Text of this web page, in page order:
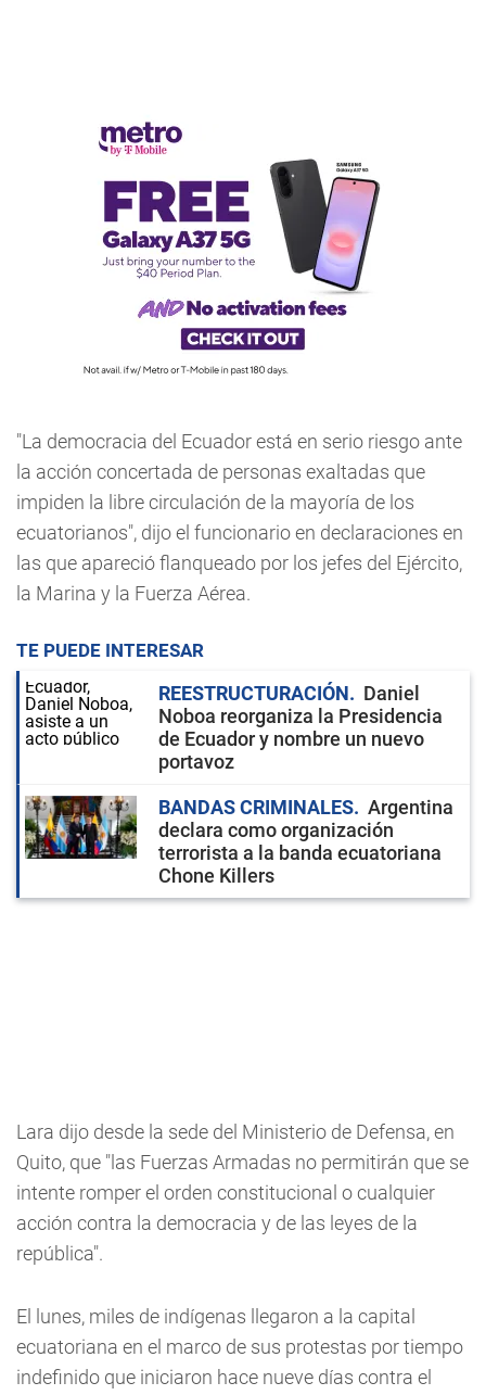
"La democracia del Ecuador está en serio riesgo ante
la acción concertada de personas exaltadas que
impiden la libre circulación de la mayoría de los
ecuatorianos", dijo el funcionario en declaraciones en
las que apareció flanqueado por los jefes del Ejército,
la Marina y la Fuerza Aérea.
TE PUEDE INTERESAR
REESTRUCTURACIÓN
Daniel
Noboa reorganiza la Presidencia
de Ecuador y nombre un nuevo
portavoz
BANDAS CRIMINALES
Argentina
declara como organización
terrorista a la banda ecuatoriana
Chone Killers
Lara dijo desde la sede del Ministerio de Defensa, en
Quito, que "las Fuerzas Armadas no permitirán que se
intente romper el orden constitucional o cualquier
acción contra la democracia y de las leyes de la
república".
El lunes, miles de indígenas llegaron a la capital
ecuatoriana en el marco de sus protestas por tiempo
indefinido que iniciaron hace nueve días contra el